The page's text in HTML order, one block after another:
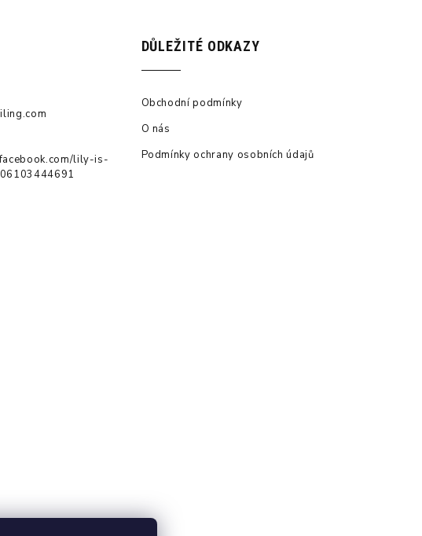
lily-is-
DŮLEŽITÉ ODKAZY
Obchodní podmínky
O nás
Podmínky ochrany osobních údajů